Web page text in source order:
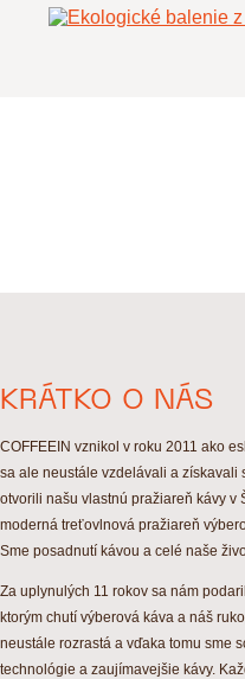
KRÁTKO O NÁS
COFFEEIN vznikol v roku 2011 ako
sa ale neustále vzdelávali a získavali
otvorili našu vlastnú pražiareň kávy v
moderná treťovlnová pražiareň
Sme posadnutí kávou a celé naše
Za uplynulých 11 rokov sa nám
ktorým chutí výberová káva a náš
neustále rozrastá a vďaka tomu sme
technológie a zaujímavejšie kávy.